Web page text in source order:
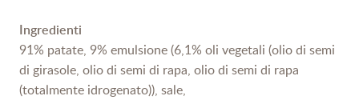
Ingredienti
91% patate, 9% emulsione (6,1% oli vegetali (olio di semi
di girasole, olio di semi di rapa, olio di semi di rapa
(totalmente idrogenato)), sale,